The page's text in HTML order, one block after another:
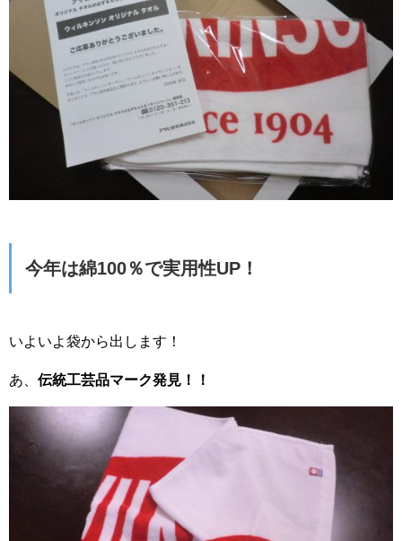
今年は綿100％で実用性UP！
いよいよ袋から出します！
あ、 伝統工芸品マーク発見！！